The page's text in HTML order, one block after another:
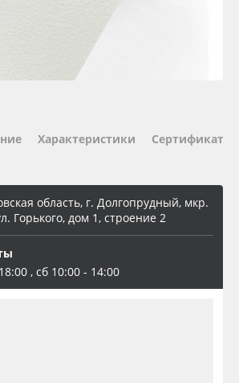
Характеристики Сертификаты
область, г. Долгопрудный, мкр.
Горького, дом 1, строение 2
, сб 10:00 - 14:00